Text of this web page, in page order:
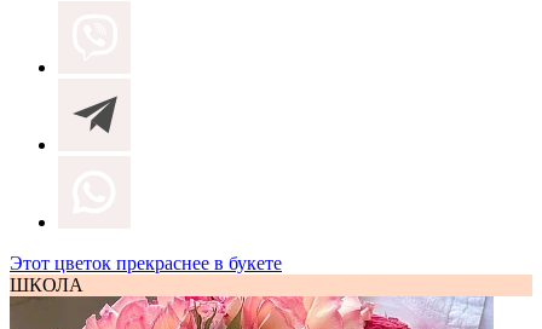
Этот цветок прекраснее в букете
ШКОЛА